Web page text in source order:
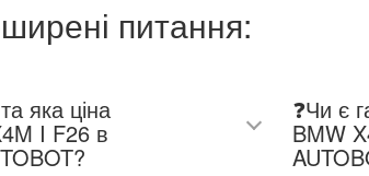
питання:
яка ціна
I F26 в
❓Чи є
BMW X4M I F26